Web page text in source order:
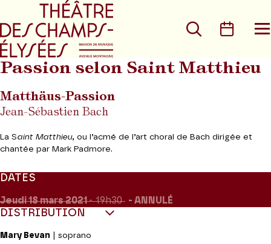
Aller au menu principal
Rechercher
Passion selon Saint Matthieu
Matthäus-Passion
Jean-Sébastien Bach
La Saint Matthieu, ou l’acmé de l’art choral de Bach dirigée et
chantée par Mark Padmore.
DATES
Jeudi 18mars 2021- 19h30 ANNULÉ
DISTRIBUTION
Mary Bevan | soprano